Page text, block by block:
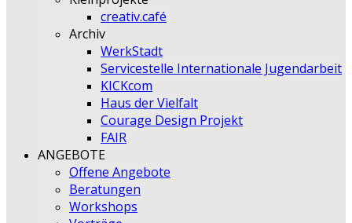
creativ.café
Archiv
WerkStadt
Servicestelle Internationale Jugendarbeit
KICKcom
Haus der Vielfalt
Courage Design Projekt
FAIR
ANGEBOTE
Offene Angebote
Beratungen
Workshops